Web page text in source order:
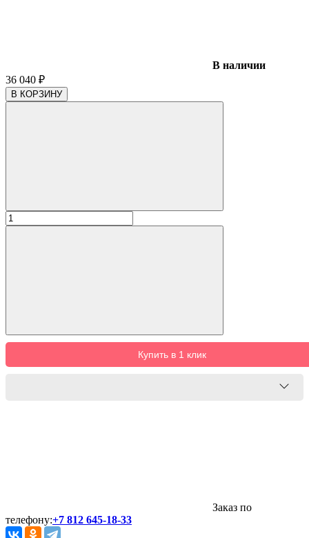
В наличии
36 040 ₽
В КОРЗИНУ
Купить в 1 клик
Заказ по
телефону:+7 812 645-18-33